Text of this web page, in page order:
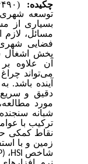
چکیده:
(۴۴۹۰ مشاهده)
توسعه شهری
بسیاری از
مسائل،
فضایی
بخش اشغال
آن علاوه
می‌تواند
آینده باشد.
دقیق و سریع
مورد
شبانه
ترکیب با
نقاط کمکی
زمین و با
شاخص HSI،